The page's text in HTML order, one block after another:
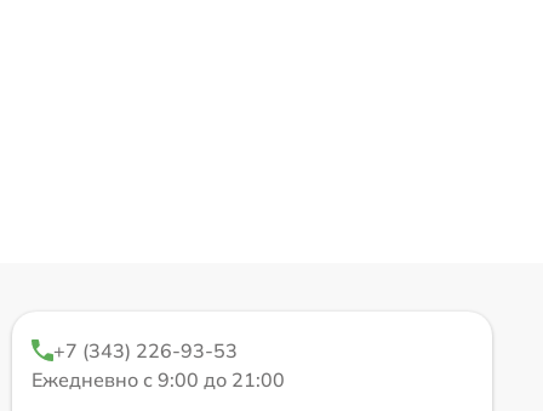
+7 (343) 226-93-53
Ежедневно с 9:00 до 21:00